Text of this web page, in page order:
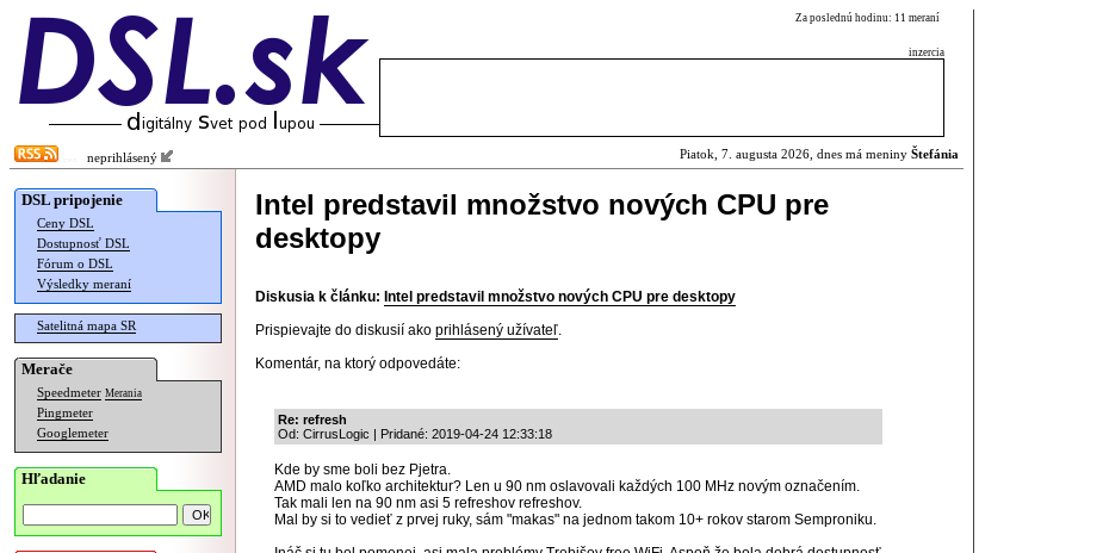
Za poslednú hodinu: 11 meraní
inzercia
neprihlásený Piatok, 7. augusta 2026, dnes má meniny Štefánia
DSL pripojenie
Ceny DSL
Dostupnosť DSL
Fórum o DSL
Výsledky meraní
Satelitná mapa SR
Merače
Speedmeter Merania
Pingmeter
Googlemeter
Hľadanie
Intel predstavil množstvo nových CPU pre
desktopy
Diskusia k článku: Intel predstavil množstvo nových CPU pre desktopy
Prispievajte do diskusií ako prihlásený užívateľ.
Komentár, na ktorý odpovedáte:
Re: refresh
Od: CirrusLogic | Pridané: 2019-04-24 12:33:18
Kde by sme boli bez Pjetra.
AMD malo koľko architektur? Len u 90 nm oslavovali každých 100 MHz novým označením.
Tak mali len na 90 nm asi 5 refreshov refreshov.
Mal by si to vedieť z prvej ruky, sám "makas" na jednom takom 10+ rokov starom Semproniku.